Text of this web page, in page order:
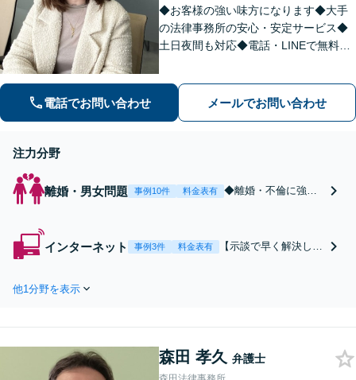
◆お客様の強い味方になります◆大手
の法律事務所の安心・安定サービス◆
土日夜間も対応◆電話・LINEで無料相
電話でお問い合わせ メールでお問い合わせ
注力分野
離婚・男女問題 事例10件 料金表有
◆離婚・不倫に強い
らせたい】【減額し
たい】【内密に解決
インターネット 事例3件 料金表有
【示談で早く解決した
他1分野を表示
森田 孝久 弁護士